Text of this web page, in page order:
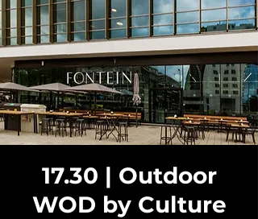
17.30 | Outdoor
WOD by Culture